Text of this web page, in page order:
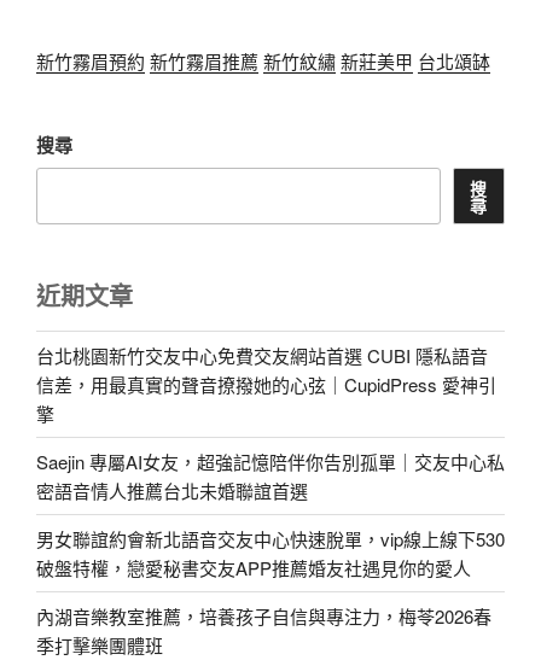
新竹霧眉預約 新竹霧眉推薦 新竹紋繡新莊美甲 台北頌缽
搜尋
搜
尋
近期文章
台北桃園新竹交友中心免費交友網站首選 CUBI 隱私語音
信差，用最真實的聲音撩撥她的心弦｜CupidPress 愛神引
擎
Saejin 專屬AI女友，超強記憶陪伴你告別孤單｜交友中心私
密語音情人推薦台北未婚聯誼首選
男女聯誼約會新北語音交友中心快速脫單，vip線上線下530
破盤特權，戀愛秘書交友APP推薦婚友社遇見你的愛人
內湖音樂教室推薦，培養孩子自信與專注力，梅苓2026春
季打擊樂團體班